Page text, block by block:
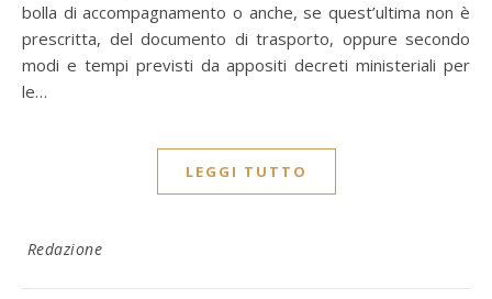
bolla di accompagnamento o anche, se quest’ultima non è
prescritta, del documento di trasporto, oppure secondo
modi e tempi previsti da appositi decreti ministeriali per
le…
LEGGI TUTTO
Redazione